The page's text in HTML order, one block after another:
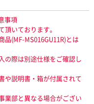
事項
いております。
(MF-MS016GU11R)とは
の際は別途仕様をご確認し
や説明書・箱が付属されて
業部と異なる場合がござい